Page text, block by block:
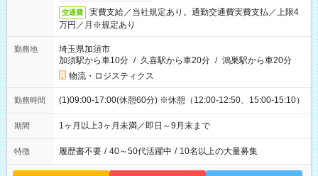
交通費
実費支給／当社規定あり。通勤交通費実費支払／上限4
万円／月※規定あり
勤務地
埼玉県加須市
加須駅から車10分 / 久喜駅から車20分 / 鴻巣駅から車20分
物流・ロジスティクス
勤務時間 (1)09:00-17:00(休憩60分) ※休憩（12:00-12:50、15:00-15:10）
期間 1ヶ月以上3ヶ月未満／即日～9月末まで
特徴 履歴書不要 / 40～50代活躍中 / 10名以上の大量募集